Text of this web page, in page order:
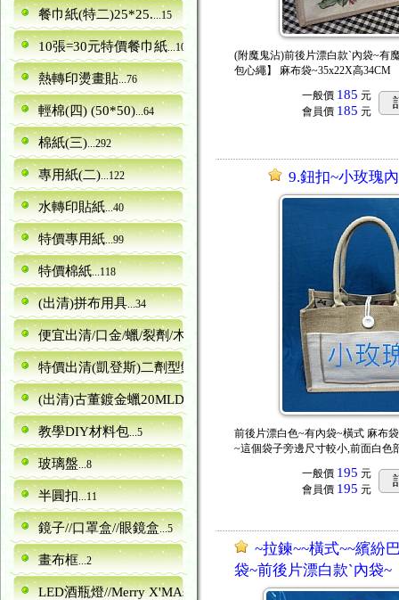
餐巾紙(特二)25*25....15
10張=30元特價餐巾紙...10
熱轉印燙畫貼...76
輕棉(四) (50*50)...64
棉紙(三)...292
專用紙(二)...122
水轉印貼紙...40
特價專用紙...99
特價棉紙...118
(出清)拼布用具...34
便宜出清/口金/蠟/裂劑/木器
特價出清(凱登斯)二劑型鱷魚紋裂劑canence ...6
(出清)古董鍍金蠟20MLDORA
教學DIY材料包...5
玻璃盤...8
半圓扣...11
鏡子//口罩盒//眼鏡盒...5
畫布框...2
LED酒瓶燈//Merry X'MAs字型
(附魔鬼沾)前後片漂白款ˋ內袋~有
包心繩】 麻布袋~35x22X高34CM
一般價 185 元
會員價 185 元
9.鈕扣~小玫瑰
前後片漂白色~有內袋~橫式 麻布
~這個袋子旁邊尺寸較小,前面白色
一般價 195 元
會員價 195 元
~拉鍊~~橫式~~繽紛
袋~前後片漂白款ˋ內袋~